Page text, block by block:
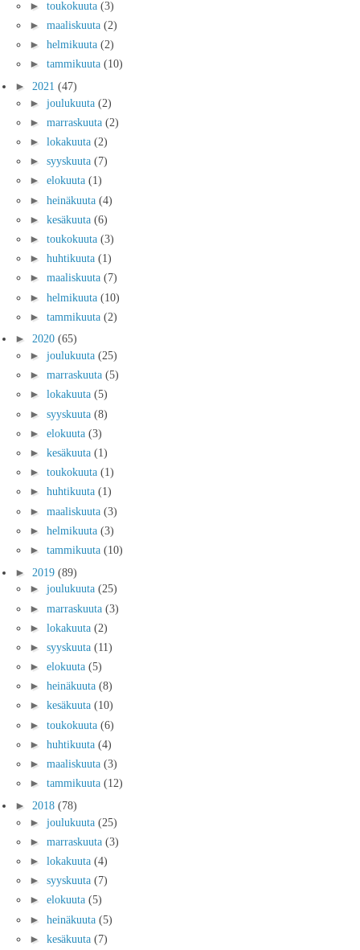
► toukokuuta (3)
► maaliskuuta (2)
► helmikuuta (2)
► tammikuuta (10)
► 2021 (47)
► joulukuuta (2)
► marraskuuta (2)
► lokakuuta (2)
► syyskuuta (7)
► elokuuta (1)
► heinäkuuta (4)
► kesäkuuta (6)
► toukokuuta (3)
► huhtikuuta (1)
► maaliskuuta (7)
► helmikuuta (10)
► tammikuuta (2)
► 2020 (65)
► joulukuuta (25)
► marraskuuta (5)
► lokakuuta (5)
► syyskuuta (8)
► elokuuta (3)
► kesäkuuta (1)
► toukokuuta (1)
► huhtikuuta (1)
► maaliskuuta (3)
► helmikuuta (3)
► tammikuuta (10)
► 2019 (89)
► joulukuuta (25)
► marraskuuta (3)
► lokakuuta (2)
► syyskuuta (11)
► elokuuta (5)
► heinäkuuta (8)
► kesäkuuta (10)
► toukokuuta (6)
► huhtikuuta (4)
► maaliskuuta (3)
► tammikuuta (12)
► 2018 (78)
► joulukuuta (25)
► marraskuuta (3)
► lokakuuta (4)
► syyskuuta (7)
► elokuuta (5)
► heinäkuuta (5)
► kesäkuuta (7)